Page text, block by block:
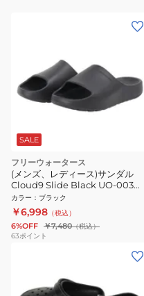
SALE
フリーウォータース
(メンズ、レディース)サンダル
Cloud9 Slide Black UO-003
BLK
カラー ： ブラック
￥6,998 （税込）
6%OFF ￥7,480（税込）
63ポイント